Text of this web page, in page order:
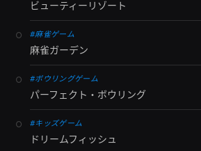
ビューティーリゾート
#麻雀ゲーム
麻雀ガーデン
#ボウリングゲーム
パーフェクト・ボウリング
#キッズゲーム
ドリームフィッシュ